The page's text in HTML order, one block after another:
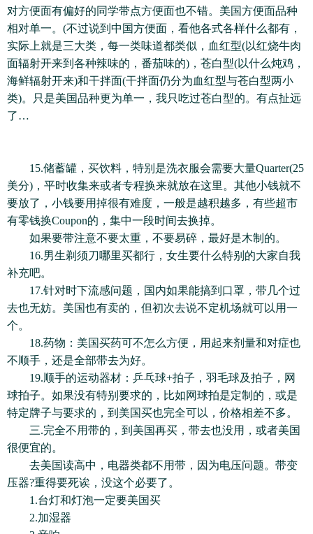
对方便面有偏好的同学带点方便面也不错。美国方便面品种
相对单一。(不过说到中国方便面，看他各式各样什么都有，
实际上就是三大类，每一类味道都类似，血红型(以红烧牛肉
面辐射开来到各种辣味的，番茄味的)，苍白型(以什么炖鸡，
海鲜辐射开来)和干拌面(干拌面仍分为血红型与苍白型两小
类)。只是美国品种更为单一，我只吃过苍白型的。有点扯远
了…
15.储蓄罐，买饮料，特别是洗衣服会需要大量Quarter(25
美分)，平时收集来或者专程换来就放在这里。其他小钱就不
要放了，小钱要用掉很有难度，一般是越积越多，有些超市
有零钱换Coupon的，集中一段时间去换掉。
如果要带注意不要太重，不要易碎，最好是木制的。
16.男生剃须刀哪里买都行，女生要什么特别的大家自我
补充吧。
17.针对时下流感问题，国内如果能搞到口罩，带几个过
去也无妨。美国也有卖的，但初次去说不定机场就可以用一
个。
18.药物：美国买药可不怎么方便，用起来剂量和对症也
不顺手，还是全部带去为好。
19.顺手的运动器材：乒乓球+拍子，羽毛球及拍子，网
球拍子。如果没有特别要求的，比如网球拍是定制的，或是
特定牌子与要求的，到美国买也完全可以，价格相差不多。
三.完全不用带的，到美国再买，带去也没用，或者美国
很便宜的。
去美国读高中，电器类都不用带，因为电压问题。带变
压器?重得要死诶，没这个必要了。
1.台灯和灯泡一定要美国买
2.加湿器